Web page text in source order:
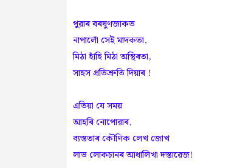
পুৱাৰ বৰষুণজাকত
নাপালোঁ সেই মাদকতা,
মিঠা হাঁহি মিঠা অস্থিৰতা,
সাহস প্ৰতিশ্ৰুতি দিয়াৰ !
এতিয়া যে সময়
আহৰি নোপোৱাৰ,
ব্যস্ততাৰ কৌণিক লেখ জোখ
লাভ লোকচানৰ আধালিখা দস্তাৱেজ!